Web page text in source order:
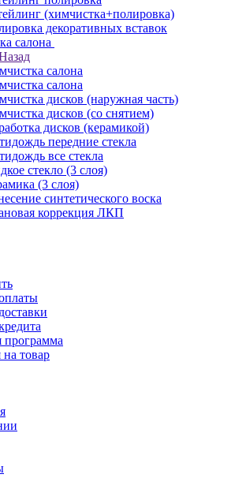
(химчистка+полировка)
декоративных вставок
салона
салона
салона
дисков (наружная часть)
дисков (со снятием)
дисков (керамикой)
передние стекла
все стекла
стекло (3 слоя)
(3 слоя)
синтетического воска
коррекция ЛКП
программа
на товар